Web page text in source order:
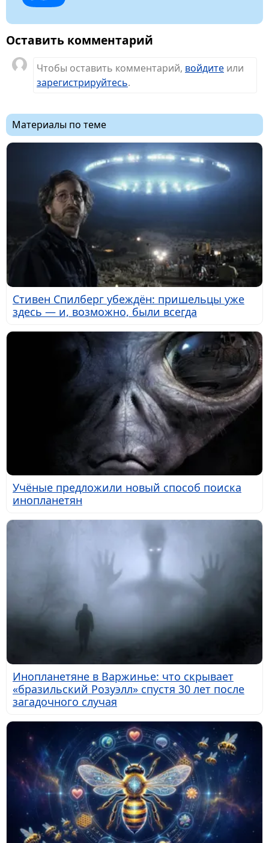
Оставить комментарий
Чтобы оставить комментарий, войдите или
зарегистрируйтесь.
Материалы по теме
Стивен Спилберг убеждён: пришельцы уже
здесь — и, возможно, были всегда
Учёные предложили новый способ поиска
инопланетян
Инопланетяне в Варжинье: что скрывает
«бразильский Розуэлл» спустя 30 лет после
загадочного случая